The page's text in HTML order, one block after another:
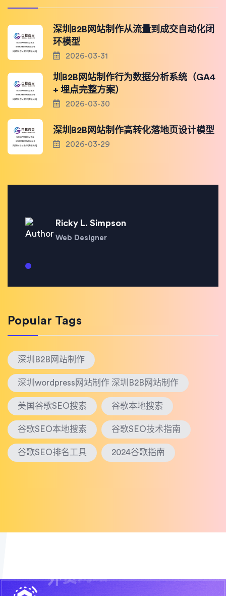
深圳B2B网站制作从流量到成交自动化闭
环模型
2026-03-31
圳B2B网站制作行为数据分析系统（GA4
+ 埋点完整方案）
2026-03-30
深圳B2B网站制作高转化落地页设计模型
2026-03-29
Ricky L. Simpson
Web Designer
Popular Tags
深圳B2B网站制作
深圳wordpress网站制作 深圳B2B网站制作
美国谷歌SEO搜索 谷歌本地搜索
谷歌SEO本地搜索 谷歌SEO技术指南
谷歌SEO排名工具 2024谷歌指南